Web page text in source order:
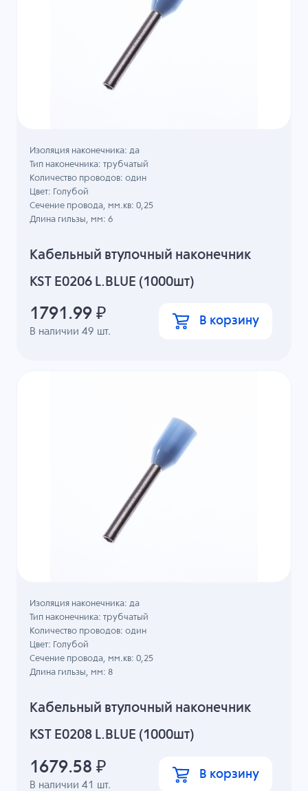
Кабельный втулочный наконечник
KST E0206 L.BLUE (1000шт)
В наличии49 шт.
Изоляция наконечника: да
Тип наконечника: трубчатый
Количество проводов: один
Цвет: Голубой
Сечение провода, мм.кв: 0,25
Длина гильзы, мм: 6
1791.99 ₽ В корзину
Кабельный втулочный наконечник
KST E0208 L.BLUE (1000шт)
В наличии41 шт.
Изоляция наконечника: да
Тип наконечника: трубчатый
Количество проводов: один
Цвет: Голубой
Сечение провода, мм.кв: 0,25
Длина гильзы, мм: 8
1679.58 ₽ В корзину